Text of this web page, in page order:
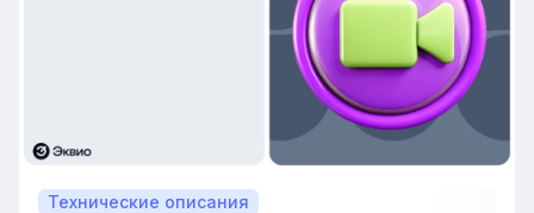
Технические описания